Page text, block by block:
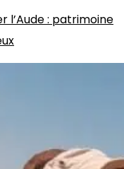
l’Aude : patrimoine